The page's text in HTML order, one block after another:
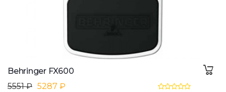
Behringer FX600
5551 ₽ 5287 ₽